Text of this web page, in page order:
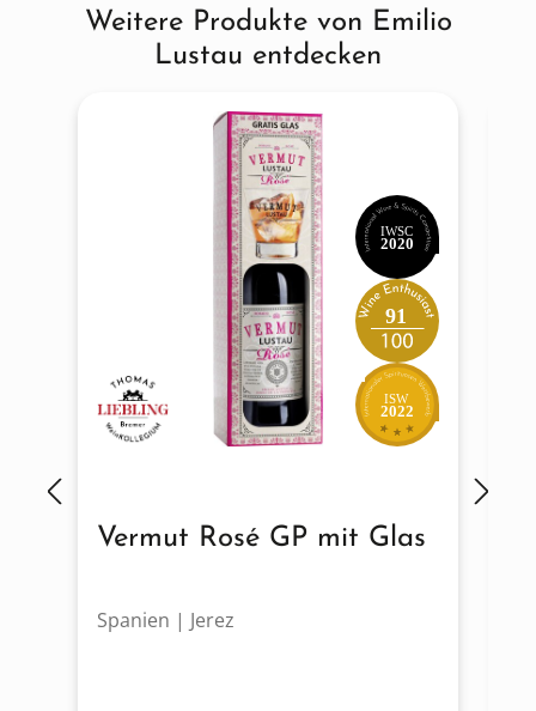
Produktgalerie überspringen
Weitere Produkte von Emilio
Lustau entdecken
2020
IWSC
91
2022
ISW
Vermut Rosé GP mit Glas
Spanien | Jerez